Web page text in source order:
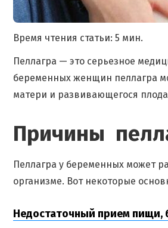
Время чтения статьи: 5 мин.
Пеллагра — это серьезное
беременных женщин пеллагра
матери и развивающегося
Причины
Пеллагра у беременных может
организме. Вот некоторые
Недостаточный прием пищи,